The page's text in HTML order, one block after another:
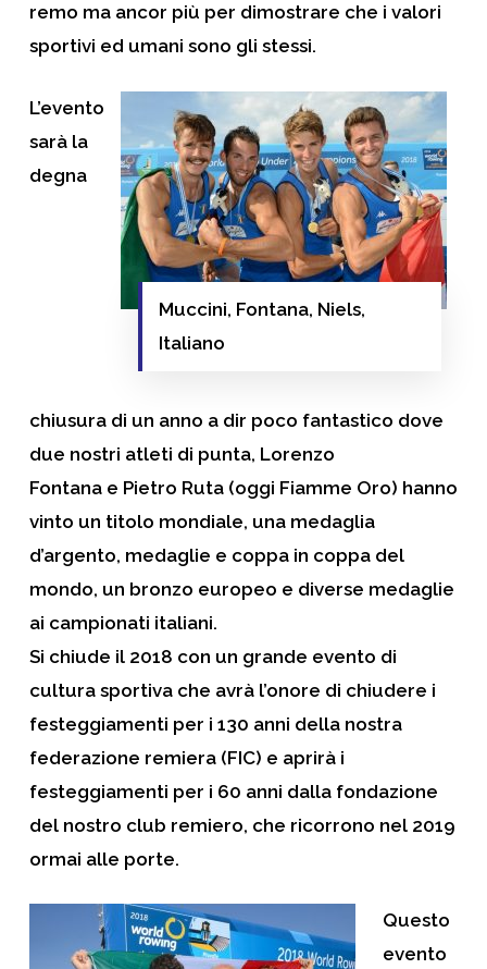
remo ma ancor più per dimostrare che i valori
sportivi ed umani sono gli stessi.
Muccini, Fontana, Niels,
Italiano
L’evento
sarà la
degna
chiusura di un anno a dir poco fantastico dove
due nostri atleti di punta, Lorenzo
Fontana e Pietro Ruta(oggi Fiamme Oro) hanno
vinto un titolo mondiale, una medaglia
d’argento, medaglie e coppa in coppa del
mondo, un bronzo europeo e diverse medaglie
ai campionati italiani.
Si chiude il 2018 con un grande evento di
cultura sportiva che avrà l’onore di chiudere i
festeggiamenti per i 130 anni della nostra
federazione remiera (FIC) e aprirà i
festeggiamenti per i 60 anni dalla fondazione
del nostro club remiero, che ricorrono nel 2019
ormai alle porte.
Questo
evento